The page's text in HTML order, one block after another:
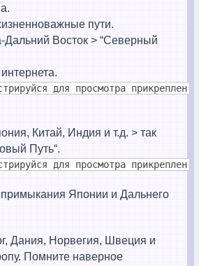
пути.
Дальний Восток > “Северный
для просмотра прикреплен
Китай, Индия и т.д. > так
Путь“.
для просмотра прикреплен
примыкания Японии и Дальнего
Дания, Норвегия, Швеция и
Помните наверное